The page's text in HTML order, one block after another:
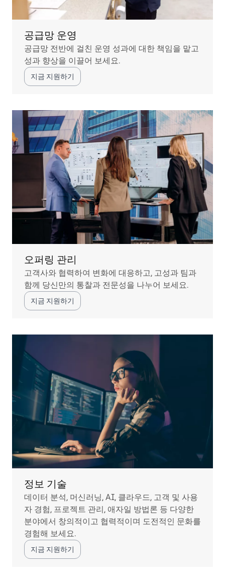
공급망 운영
공급망 전반에 걸친 운영 성과에 대한 책임을 맡고
성과 향상을 이끌어 보세요.
지금 지원하기
오퍼링 관리
고객사와 협력하여 변화에 대응하고, 고성과 팀과
함께 당신만의 통찰과 전문성을 나누어 보세요.
지금 지원하기
정보 기술
데이터 분석, 머신러닝, AI, 클라우드, 고객 및 사용
자 경험, 프로젝트 관리, 애자일 방법론 등 다양한
분야에서 창의적이고 협력적이며 도전적인 문화를
경험해 보세요.
지금 지원하기